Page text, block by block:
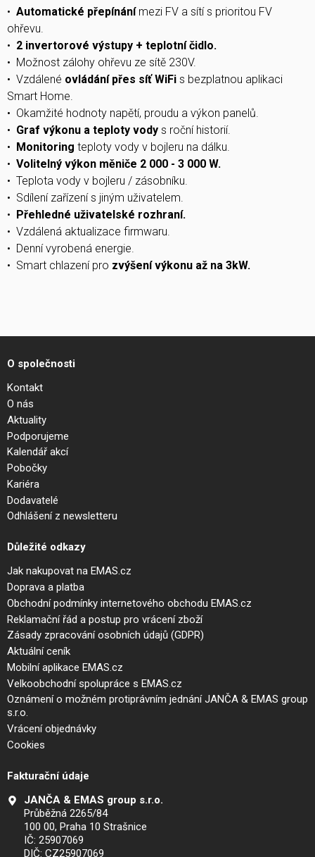
• Automatické přepínánímezi FV a sítí s prioritou FV
ohřevu.
• 2 invertorové výstupy + teplotní čidlo.
• Možnost zálohy ohřevu ze sítě 230V.
• Vzdálené ovládání přes síť WiFi s bezplatnou aplikaci
Smart Home.
• Okamžité hodnoty napětí, proudu a výkon panelů.
• Graf výkonu a teploty vody s roční historií.
•
Monitoring teploty vody v bojleru na dálku.
• Volitelný výkon měniče 2 000 - 3 000 W.
• Teplota vody v bojleru / zásobníku.
• Sdílení zařízení s jiným uživatelem.
•
Přehledné uživatelské rozhraní.
• Vzdálená aktualizace firmwaru.
• Denní vyrobená energie.
• Smart chlazení pro zvýšení výkonu až na 3kW.
O společnosti
Kontakt
O nás
Aktuality
Podporujeme
Kalendář akcí
Pobočky
Kariéra
Dodavatelé
Odhlášení z newsletteru
Důležité odkazy
Jak nakupovat na EMAS.cz
Doprava a platba
Obchodní podmínky internetového obchodu EMAS.cz
Reklamační řád a postup pro vrácení zboží
Zásady zpracování osobních údajů (GDPR)
Aktuální ceník
Mobilní aplikace EMAS.cz
Velkoobchodní spolupráce s EMAS.cz
Oznámení o možném protiprávním jednání JANČA & EMAS group
s.r.o.
Vrácení objednávky
Cookies
Fakturační údaje
JANČA & EMAS group s.r.o.
Průběžná 2265/84
100 00, Praha 10 Strašnice
IČ: 25907069
DIČ: CZ25907069